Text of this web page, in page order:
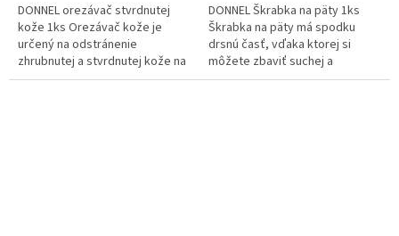
DONNEL orezávač stvrdnutej
kože 1ks Orezávač kože je
určený na odstránenie
zhrubnutej a stvrdnutej kože na
nohách či už na chodidlách
DONNEL Škrabka na päty 1ks
Škrabka na päty má spodku
drsnú časť, vďaka ktorej si
môžete zbaviť suchej a
odumretej kože na vašich